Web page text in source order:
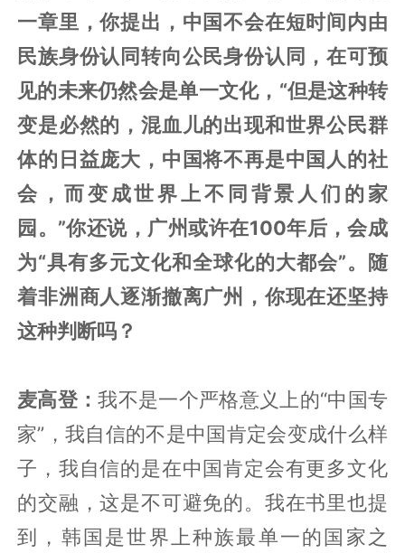
一章里，你提出，中国不会在短时间内由
民族身份认同转向公民身份认同，在可预
见的未来仍然会是单一文化，“但是这种转
变是必然的，混血儿的出现和世界公民群
体的日益庞大，中国将不再是中国人的社
会，而变成世界上不同背景人们的家
园。”你还说，广州或许在100年后，会成
为“具有多元文化和全球化的大都会”。随
着非洲商人逐渐撤离广州，你现在还坚持
这种判断吗？
麦高登：我不是一个严格意义上的“中国专
家”，我自信的不是中国肯定会变成什么样
子，我自信的是在中国肯定会有更多文化
的交融，这是不可避免的。我在书里也提
到，韩国是世界上种族最单一的国家之